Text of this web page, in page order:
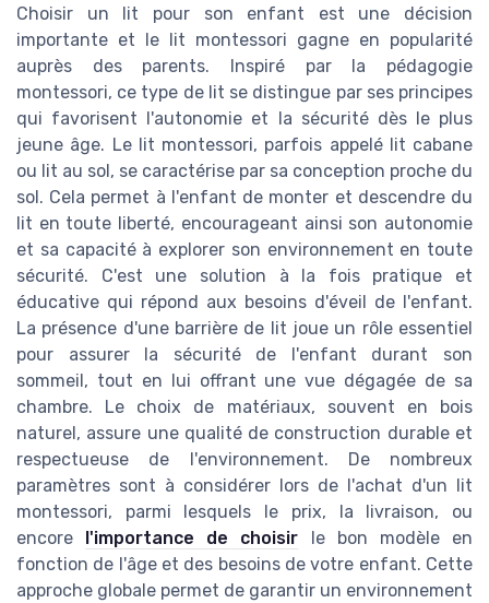
Choisir un lit pour son enfant est une décision
importante et le lit montessori gagne en popularité
auprès des parents. Inspiré par la pédagogie
montessori, ce type de lit se distingue par ses principes
qui favorisent l'autonomie et la sécurité dès le plus
jeune âge. Le lit montessori, parfois appelé lit cabane
ou lit au sol, se caractérise par sa conception proche du
sol. Cela permet à l'enfant de monter et descendre du
lit en toute liberté, encourageant ainsi son autonomie
et sa capacité à explorer son environnement en toute
sécurité. C'est une solution à la fois pratique et
éducative qui répond aux besoins d'éveil de l'enfant.
La présence d'une barrière de lit joue un rôle essentiel
pour assurer la sécurité de l'enfant durant son
sommeil, tout en lui offrant une vue dégagée de sa
chambre. Le choix de matériaux, souvent en bois
naturel, assure une qualité de construction durable et
respectueuse de l'environnement. De nombreux
paramètres sont à considérer lors de l'achat d'un lit
montessori, parmi lesquels le prix, la livraison, ou
encore l'importance de choisir le bon modèle en
fonction de l'âge et des besoins de votre enfant. Cette
approche globale permet de garantir un environnement